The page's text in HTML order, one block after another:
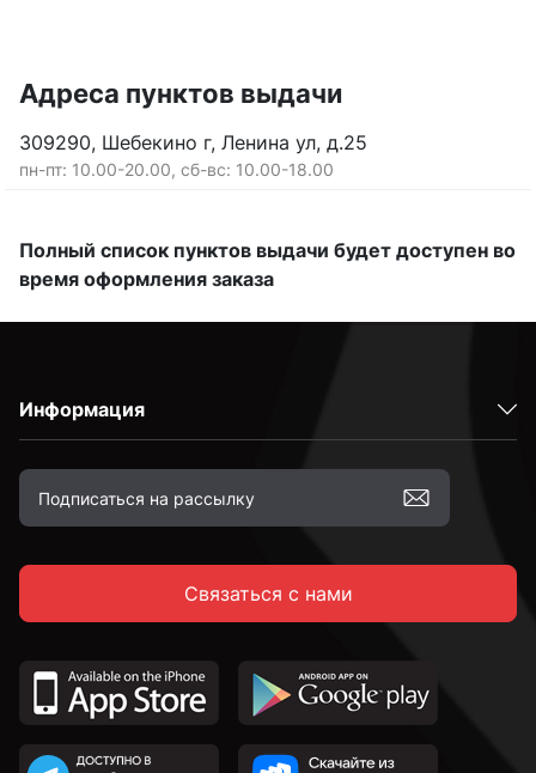
Адреса пунктов выдачи
309290, Шебекино г, Ленина ул, д.25
пн-пт: 10.00-20.00, сб-вс: 10.00-18.00
Полный список пунктов выдачи будет доступен во
время оформления заказа
Информация
Связаться с нами